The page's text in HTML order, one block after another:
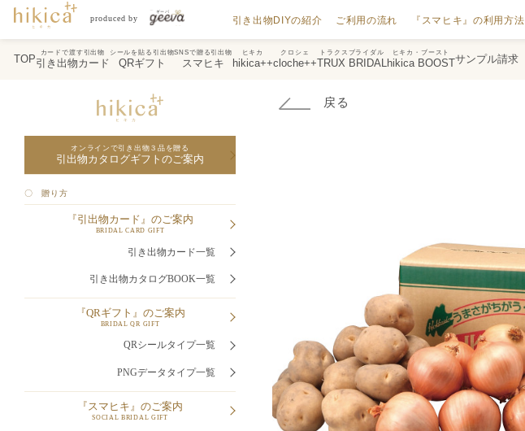
引き出物DIYの紹介 ご利用の流れ 『スマヒキ』の利用方法
TOP
カードで渡す引出物
引き出物カード
シールを貼る引出物
QRギフト
SNSで贈る引出物
スマヒキ
ヒキカ
hikica++
クロシェ
cloche++
トラクスブライダル
TRUX BRIDAL
ヒキカ・ブースト
hikica BOOSTサンプル請求
オンラインで引き出物３品を贈る
引出物カタログギフトのご案内
〇 贈り方
『引出物カード』のご案内
BRIDAL CARD GIFT
引き出物カード一覧
引き出物カタログBOOK一覧
『QRギフト』のご案内
BRIDAL QR GIFT
QRシールタイプ一覧
PNGデータタイプ一覧
『スマヒキ』のご案内
SOCIAL BRIDAL GIFT
戻る